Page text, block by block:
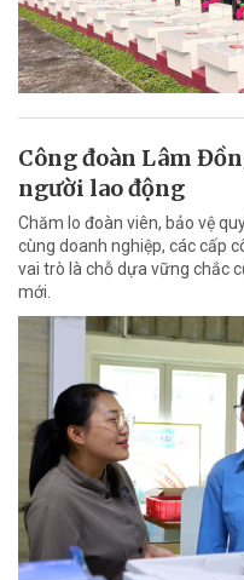
Công đoàn Lâm
người lao động
Chăm lo đoàn viên, bảo vệ
cùng doanh nghiệp, các cấp
vai trò là chỗ dựa vững chắc
mới.